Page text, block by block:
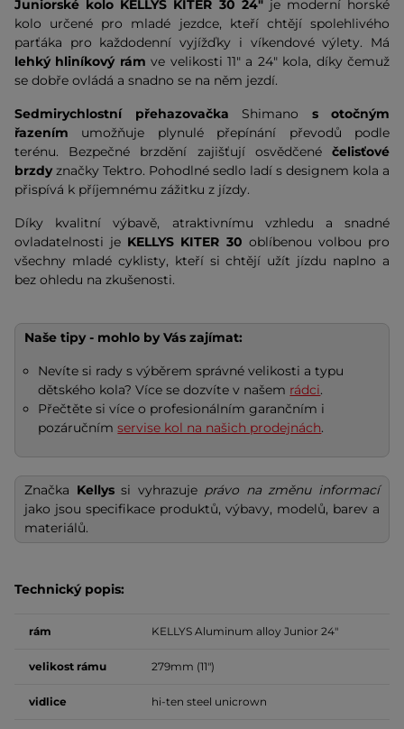
Juniorské kolo KELLYS KITER 30 24"je moderní horské
kolo určené pro mladé jezdce, kteří chtějí spolehlivého
parťáka pro každodenní vyjížďky i víkendové výlety. Má
lehký hliníkový rám ve velikosti 11" a 24" kola, díky čemuž
se dobře ovládá a snadno se na něm jezdí.
Sedmirychlostní přehazovačka Shimano s otočným
řazením umožňuje plynulé přepínání převodů podle
terénu. Bezpečné brzdění zajišťují osvědčené čelisťové
brzdyznačky Tektro. Pohodlné sedlo ladí s designem kola a
přispívá k příjemnému zážitku z jízdy.
Díky kvalitní výbavě, atraktivnímu vzhledu a snadné
ovladatelnosti je KELLYS KITER 30 oblíbenou volbou pro
všechny mladé cyklisty, kteří si chtějí užít jízdu naplno a
bez ohledu na zkušenosti.
Naše tipy - mohlo by Vás zajímat:
Nevíte si rady s výběrem správné velikosti a typu
dětského kola? Více se dozvíte v našem rádci.
Přečtěte si více o profesionálním garančním i
pozáručnímservise kol na našich prodejnách.
Značka Kellyssi vyhrazuje právo na změnu informací
jako jsou specifikace produktů, výbavy, modelů, barev a
materiálů.
Technický popis:
rám KELLYS Aluminum alloy Junior 24"
velikost rámu 279mm (11")
vidlice hi-ten steel unicrown